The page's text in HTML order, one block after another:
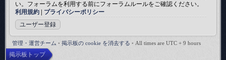
い。フォーラムを利用する前にフォーラムルールをご確認ください。
利用規約
プライバシーポリシー
ユーザー登録
管理・運営チーム • 掲示板の cookie を消去する • All times are UTC + 9 hours
掲示板トップ